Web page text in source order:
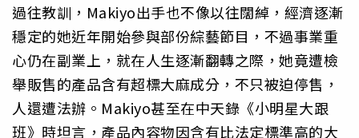
過往教訓，Makiyo出手也不像以往闊綽，經濟逐漸
穩定的她近年開始參與部份綜藝節目，不過事業重
心仍在副業上，就在人生逐漸翻轉之際，她竟遭檢
舉販售的產品含有超標大麻成分，不只被迫停售，
人還遭法辦。Makiyo甚至在中天錄《小明星大跟
班》時坦言，產品內容物因含有比法定標準高的大